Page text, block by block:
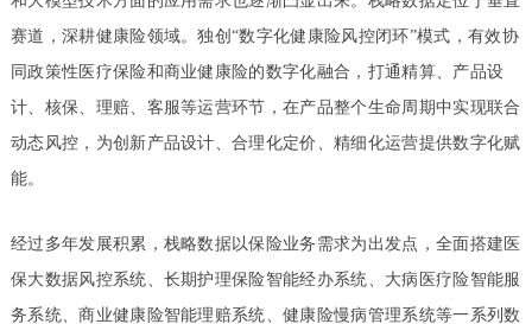
赛道，深耕健康险领域。独创“数字化健康险风控闭环”模式，有效协
同政策性医疗保险和商业健康险的数字化融合，打通精算、产品设
计、核保、理赔、客服等运营环节，在产品整个生命周期中实现联合
动态风控，为创新产品设计、合理化定价、精细化运营提供数字化赋
能。
经过多年发展积累，栈略数据以保险业务需求为出发点，全面搭建医
保大数据风控系统、长期护理保险智能经办系统、大病医疗险智能服
务系统、商业健康险智能理赔系统、健康险慢病管理系统等一系列数